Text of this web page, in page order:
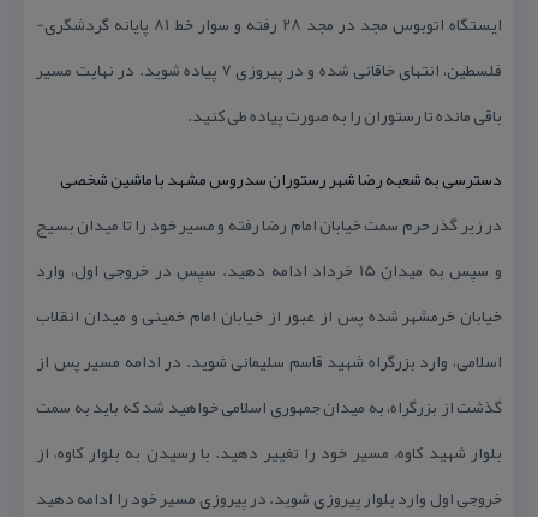
ایستگاه اتوبوس مجد در مجد 28 رفته و سوار خط 81 پایانه گردشگری-
فلسطین، انتهای خاقانی شده و در پیروزی 7 پیاده شوید. در نهایت مسیر
باقی مانده تا رستوران را به صورت پیاده طی كنید.
دسترسی به شعبه رضا شهر رستوران سدروس مشهد با ماشین شخصی
در زیر گذر حرم سمت خیابان امام رضا رفته و مسیر خود را تا میدان بسیج
و سپس به میدان 15 خرداد ادامه دهید. سپس در خروجی اول، وارد
خیابان خرمشهر شده پس از عبور از خیابان امام خمینی و میدان انقلاب
اسلامی، وارد بزرگراه شهید قاسم سلیمانی شوید. در ادامه مسیر پس از
گذشت از بزرگراه، به میدان جمهوری اسلامی خواهید شد كه باید به سمت
بلوار شهید كاوه، مسیر خود را تغییر دهید. با رسیدن به بلوار كاوه، از
خروجی اول وارد بلوار پیروزی شوید. در پیروزی مسیر خود را ادامه دهید